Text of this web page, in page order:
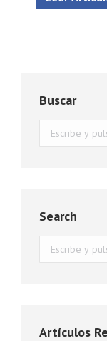
Buscar
Buscar:
Search
Buscar:
Artículos